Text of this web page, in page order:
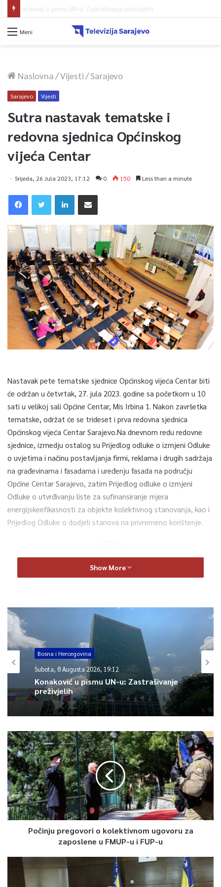
Protest zeničkih rudara do ispunjenja zahtjeva
Meni
Naslovna/Vijesti/Sarajevo
Sarajevo Vijesti
Sutra nastavak tematske i
redovna sjednica Općinskog
vijeća Centar
Srijeda, 26 Jula 2023, 17:12 0 150 Less than a minute
Nastavak pete tematske sjednice Općinskog vijeća Centar biti
će održan u četvrtak, 27. jula 2023. godine sa početkom u 10
sati u velikoj sali Općine Centar, Mis Irbina 1. Nakon završetka
tematske, održat će se trideset i prva redovna sjednica
Općinskog vijeća Centar Sarajevo.Na dnevnom redu redovne
sjednice, izmedju ostalog su Prijedlog odluke o izmjeni Odluke
o uvjetima i načinu postavljanja firmi, reklama i drugih sadržaja
na građevinama i fasadama i uređenju fasada na području
Općine Centar Sarajevo, zatim Prijedlog odluke o izmjeni
Odluke o utvrđivanju liste za sufinansiranje mjera
energijskeefikasnosti za objekte kolektivnog stanovanja, kao i
Prijedlog Odluke o dodjeli stanova na privremeno korištenje.
0
Article Rating
Show More
Bosna i Hercegovina
Subota, 8 Augusta 2026, 19:12
Konaković u pismu UN-u: Zastrašivanje
preživjelih
Počinju pregovori o kolektivnom ugovoru za
zaposlene u FMUP-u i FUP-u